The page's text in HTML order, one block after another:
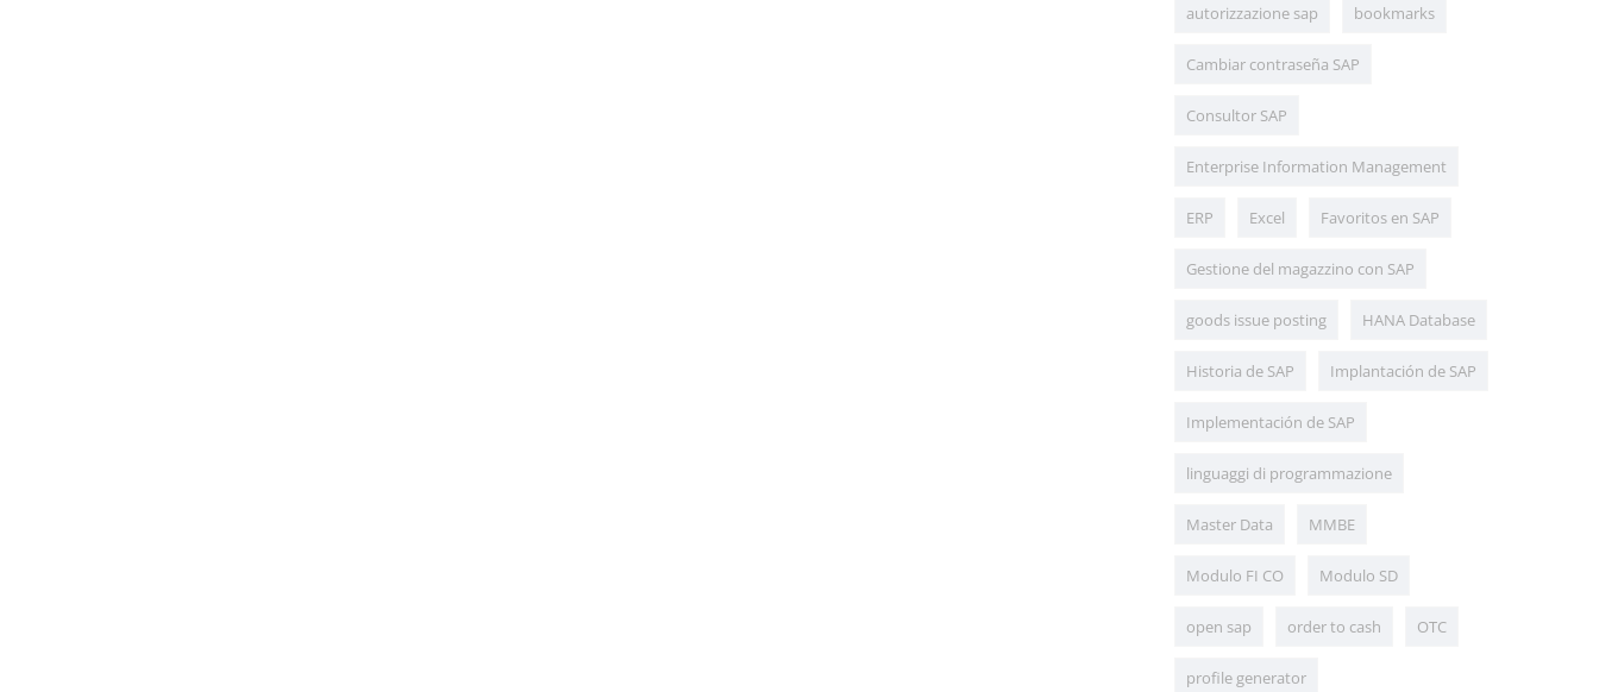
autorizzazione sap bookmarks
Cambiar contraseña SAP
Consultor SAP
Enterprise Information Management
ERP Excel Favoritos en SAP
Gestione del magazzino con SAP
goods issue posting HANA Database
Historia de SAP Implantación de SAP
Implementación de SAP
linguaggi di programmazione
Master Data MMBE
Modulo FI CO Modulo SD
open sap order to cash OTC
profile generator